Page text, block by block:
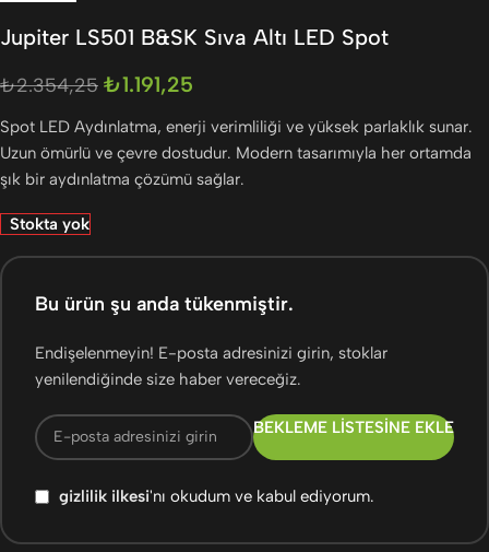
Jupiter LS501 B&SK Sıva Altı LED Spot
₺2.354,25 ₺1.191,25
Spot LED Aydınlatma, enerji verimliliği ve yüksek parlaklık sunar.
Uzun ömürlü ve çevre dostudur. Modern tasarımıyla her ortamda
şık bir aydınlatma çözümü sağlar.
Stokta yok
Bu ürün şu anda tükenmiştir.
Endişelenmeyin! E-posta adresinizi girin, stoklar
yenilendiğinde size haber vereceğiz.
BEKLEME LISTESINE EKLE
gizlilik ilkesi'nı okudum ve kabul ediyorum.